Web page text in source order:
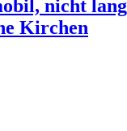
nicht
Kirchen